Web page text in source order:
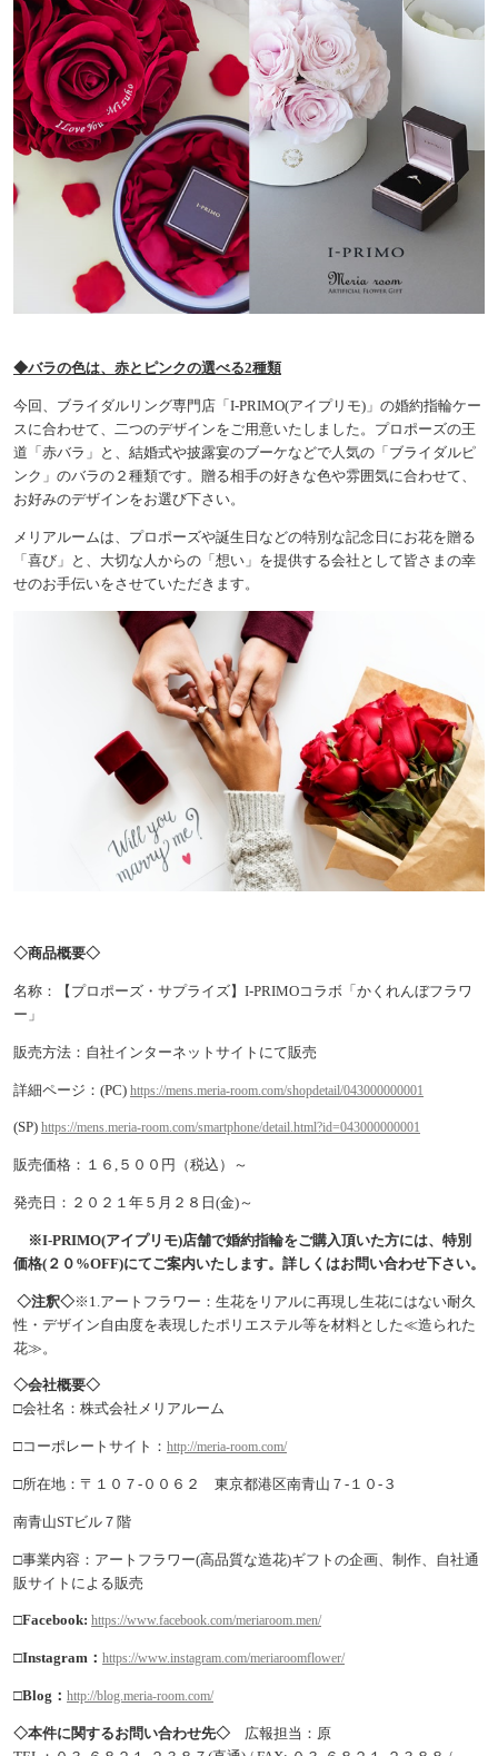
◆バラの色は、赤とピンクの選べる2種類
今回、ブライダルリング専門店「I-PRIMO(アイプリモ)」の婚約指輪ケー
スに合わせて、二つのデザインをご用意いたしました。プロポーズの王
道「赤バラ」と、結婚式や披露宴のブーケなどで人気の「ブライダルピ
ンク」のバラの２種類です。贈る相手の好きな色や雰囲気に合わせて、
お好みのデザインをお選び下さい。
メリアルームは、プロポーズや誕生日などの特別な記念日にお花を贈る
「喜び」と、大切な人からの「想い」を提供する会社として皆さまの幸
せのお手伝いをさせていただきます。
◇商品概要◇
名称：【プロポーズ・サプライズ】I-PRIMOコラボ「かくれんぼフラワ
ー」
販売方法：自社インターネットサイトにて販売
詳細ページ：(PC) https://mens.meria-room.com/shopdetail/043000000001
(SP) https://mens.meria-room.com/smartphone/detail.html?id=043000000001
販売価格：１６,５００円（税込）～
発売日：２０２１年５月２８日(金)～
※I-PRIMO(アイプリモ)店舗で婚約指輪をご購入頂いた方には、 特別
価格(２０%OFF)にてご案内いたします。詳しくはお問い合わせ下さい。
◇注釈◇※1.アートフラワー：生花をリアルに再現し生花にはない耐久
性・デザイン自由度を表現したポリエステル等を材料とした≪造られた
花≫。
◇会社概要◇
□会社名：株式会社メリアルーム
□コーポレートサイト： http://meria-room.com/
□所在地：〒１０７-００６２ 東京都港区南青山７-１０-３
南青山STビル７階
□事業内容：アートフラワー(高品質な造花)ギフトの企画、制作、自社通
販サイトによる販売
□Facebook: https://www.facebook.com/meriaroom.men/
□Instagram ： https://www.instagram.com/meriaroomflower/
□Blog： http://blog.meria-room.com/
◇本件に関するお問い合わせ先◇ 広報担当：原